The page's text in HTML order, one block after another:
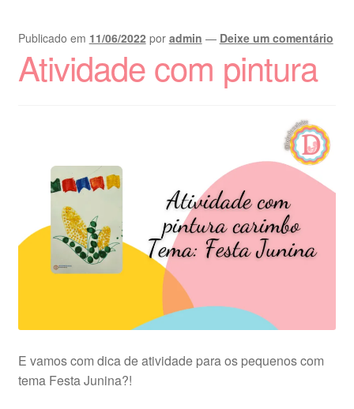
Publicado em 11/06/2022 por admin — Deixe um comentário
Atividade com pintura
E vamos com dica de atividade para os pequenos com
tema Festa Junina?!